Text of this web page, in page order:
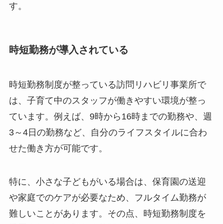
す。
時短勤務が導入されている
時短勤務制度が整っている訪問リハビリ事業所で
は、子育て中のスタッフが働きやすい環境が整っ
ています。例えば、9時から16時までの勤務や、週
3～4日の勤務など、自分のライフスタイルに合わ
せた働き方が可能です。
特に、小さな子どもがいる場合は、保育園の送迎
や家庭でのケアが必要なため、フルタイム勤務が
難しいことがあります。その点、時短勤務制度を